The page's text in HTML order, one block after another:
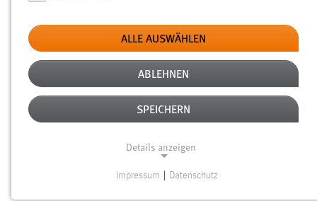
Typ
Erstellungsdatum
Alter
ALLE AUSWÄHLEN
ABLEHNEN
SPEICHERN
Details anzeigen
Impressum Datenschutz